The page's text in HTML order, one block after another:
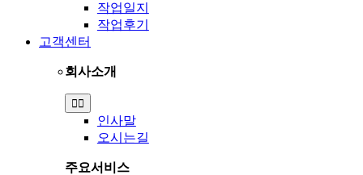
작업일지
작업후기
고객센터
회사소개
Toggle
Navigation
인사말
오시는길
주요서비스